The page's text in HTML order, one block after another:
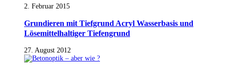
2. Februar 2015
Grundieren mit Tiefgrund Acryl Wasserbasis und
Lösemittelhaltiger Tiefengrund
27. August 2012